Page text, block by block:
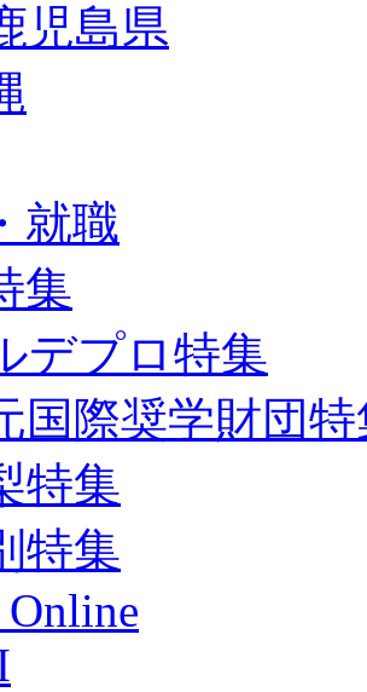
児島県
就職
集
デプロ特集
国際奨学財団特
特集
特集